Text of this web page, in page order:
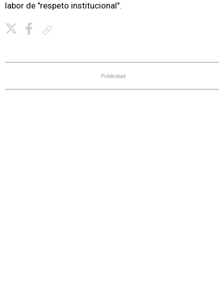
labor de "respeto institucional".
Publicidad